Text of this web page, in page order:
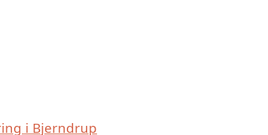
i Bjerndrup